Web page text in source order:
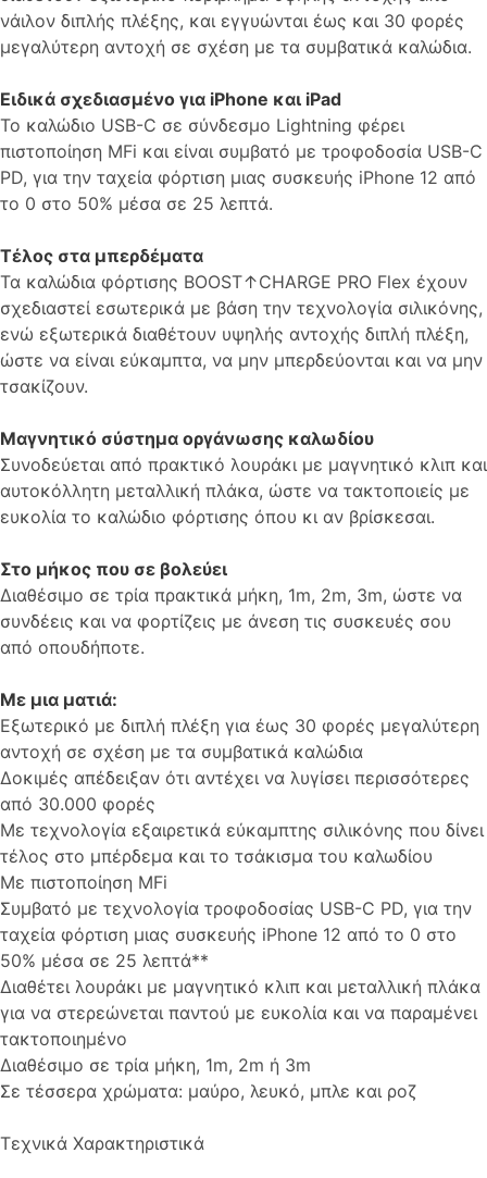
νάιλον διπλής πλέξης, και εγγυώνται έως και 30 φορές
μεγαλύτερη αντοχή σε σχέση με τα συμβατικά καλώδια.
Ειδικά σχεδιασμένο για iPhone και iPad
Το καλώδιο USB-C σε σύνδεσμο Lightning φέρει
πιστοποίηση MFi και είναι συμβατό με τροφοδοσία USB-C
PD, για την ταχεία φόρτιση μιας συσκευής iPhone 12 από
το 0 στο 50% μέσα σε 25 λεπτά.
Τέλος στα μπερδέματα
Τα καλώδια φόρτισης BOOST↑CHARGE PRO Flex έχουν
σχεδιαστεί εσωτερικά με βάση την τεχνολογία σιλικόνης,
ενώ εξωτερικά διαθέτουν υψηλής αντοχής διπλή πλέξη,
ώστε να είναι εύκαμπτα, να μην μπερδεύονται και να μην
τσακίζουν.
Μαγνητικό σύστημα οργάνωσης καλωδίου
Συνοδεύεται από πρακτικό λουράκι με μαγνητικό κλιπ και
αυτοκόλλητη μεταλλική πλάκα, ώστε να τακτοποιείς με
ευκολία το καλώδιο φόρτισης όπου κι αν βρίσκεσαι.
Στο μήκος που σε βολεύει
Διαθέσιμο σε τρία πρακτικά μήκη, 1m, 2m, 3m, ώστε να
συνδέεις και να φορτίζεις με άνεση τις συσκευές σου
από οπουδήποτε.
Με μια ματιά:
Εξωτερικό με διπλή πλέξη για έως 30 φορές μεγαλύτερη
αντοχή σε σχέση με τα συμβατικά καλώδια
Δοκιμές απέδειξαν ότι αντέχει να λυγίσει περισσότερες
από 30.000 φορές
Με τεχνολογία εξαιρετικά εύκαμπτης σιλικόνης που δίνει
τέλος στο μπέρδεμα και το τσάκισμα του καλωδίου
Με πιστοποίηση MFi
Συμβατό με τεχνολογία τροφοδοσίας USB-C PD, για την
ταχεία φόρτιση μιας συσκευής iPhone 12 από το 0 στο
50% μέσα σε 25 λεπτά**
Διαθέτει λουράκι με μαγνητικό κλιπ και μεταλλική πλάκα
για να στερεώνεται παντού με ευκολία και να παραμένει
τακτοποιημένο
Διαθέσιμο σε τρία μήκη, 1m, 2m ή 3m
Σε τέσσερα χρώματα: μαύρο, λευκό, μπλε και ροζ
Τεχνικά Χαρακτηριστικά